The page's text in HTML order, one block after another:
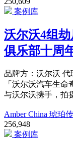
案例库
沃尔沃4组
俱乐部十周
品牌方：沃尔沃 代
「沃尔沃汽车生
与沃尔沃携手，拍
Amber China 琥珀
256,948
案例库